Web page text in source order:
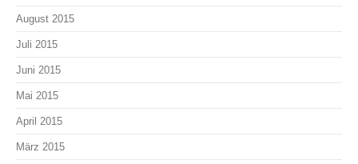
August 2015
Juli 2015
Juni 2015
Mai 2015
April 2015
März 2015